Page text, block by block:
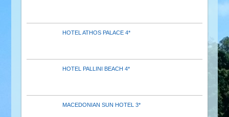
HOTEL ATHOS PALACE 4*
HOTEL PALLINI BEACH 4*
MACEDONIAN SUN HOTEL 3*